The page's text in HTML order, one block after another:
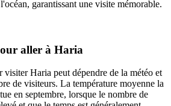
garantissant une visite mémorable.
aller à Haria
Haria peut dépendre de la météo et
de visiteurs. La température moyenne la
en septembre, lorsque le nombre de